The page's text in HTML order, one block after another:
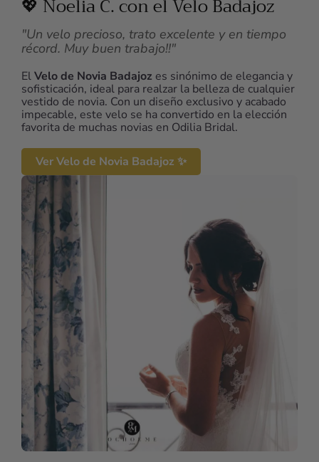
💖 Noelia C. con el Velo Badajoz
"Un velo precioso, trato excelente y en tiempo
récord. Muy buen trabajo!!"
ElVelo de Novia Badajoz es sinónimo de elegancia y
sofisticación, ideal para realzar la belleza de cualquier
vestido de novia. Con un diseño exclusivo y acabado
impecable, este velo se ha convertido en la elección
favorita de muchas novias en Odilia Bridal.
Ver Velo de Novia Badajoz ✨